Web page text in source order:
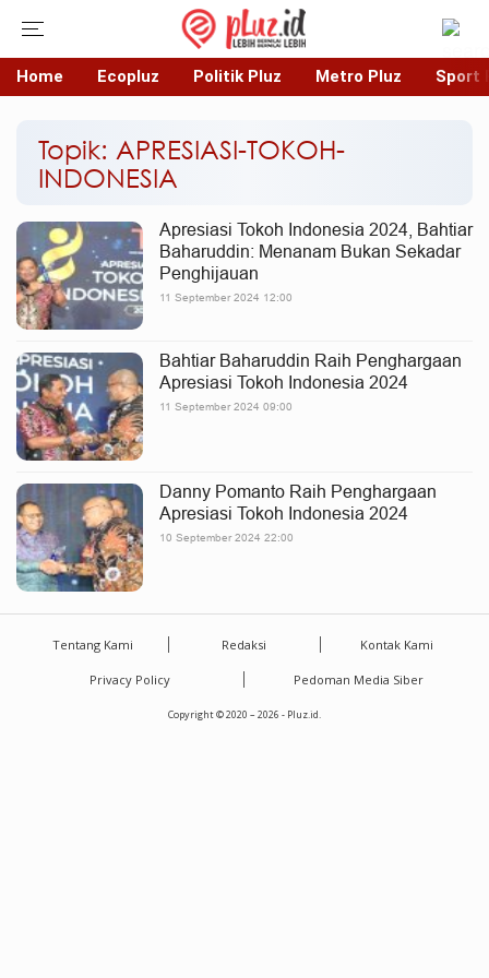
Home Ecopluz Politik Pluz Metro Pluz Sport
Topik: APRESIASI-TOKOH-
INDONESIA
Apresiasi Tokoh Indonesia 2024, Bahtiar
Baharuddin: Menanam Bukan Sekadar
Penghijauan
11 September 2024 12:00
Bahtiar Baharuddin Raih Penghargaan
Apresiasi Tokoh Indonesia 2024
11 September 2024 09:00
Danny Pomanto Raih Penghargaan
Apresiasi Tokoh Indonesia 2024
10 September 2024 22:00
Tentang Kami Redaksi Kontak Kami
Privacy Policy Pedoman Media Siber
Copyright © 2020 – 2026 - Pluz.id.